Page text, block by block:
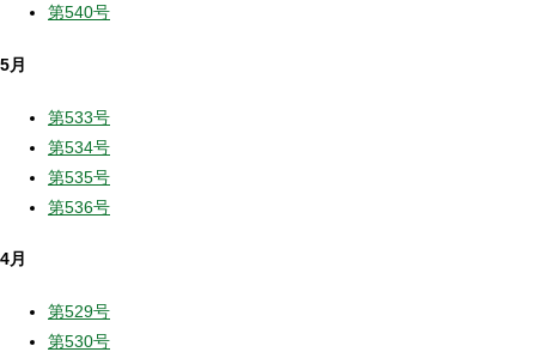
第540号
5月
第533号
第534号
第535号
第536号
4月
第529号
第530号